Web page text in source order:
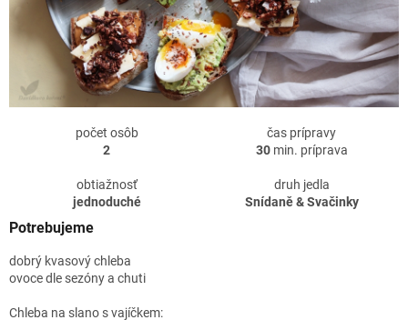
počet osôb
2
čas prípravy
30min. príprava
obtiažnosť
jednoduché
druh jedla
Snídaně & Svačinky
Potrebujeme
dobrý kvasový chleba
ovoce dle sezóny a chuti
Chleba na slano s vajíčkem: